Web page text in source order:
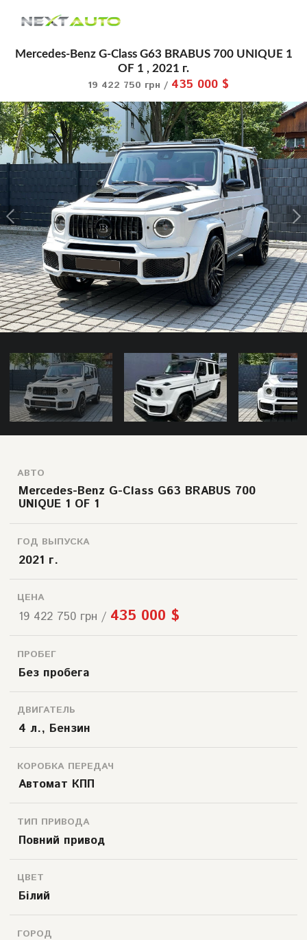
Mercedes-Benz G-Class G63 BRABUS 700 UNIQUE 1
OF 1 , 2021 г.
19 422 750 грн / 435 000 $
АВТО
Mercedes-Benz G-Class G63 BRABUS 700
UNIQUE 1 OF 1
ГОД ВЫПУСКА
2021 г.
ЦЕНА
19 422 750 грн / 435 000 $
ПРОБЕГ
Без пробега
ДВИГАТЕЛЬ
4 л., Бензин
КОРОБКА ПЕРЕДАЧ
Автомат КПП
ТИП ПРИВОДА
Повний привод
ЦВЕТ
Білий
ГОРОД